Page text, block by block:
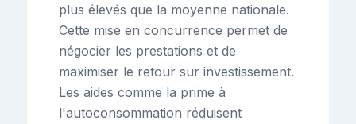
plus élevés que la moyenne nationale.
Cette mise en concurrence permet de
négocier les prestations et de
maximiser le retour sur investissement.
Les aides comme la prime à
l'autoconsommation réduisent